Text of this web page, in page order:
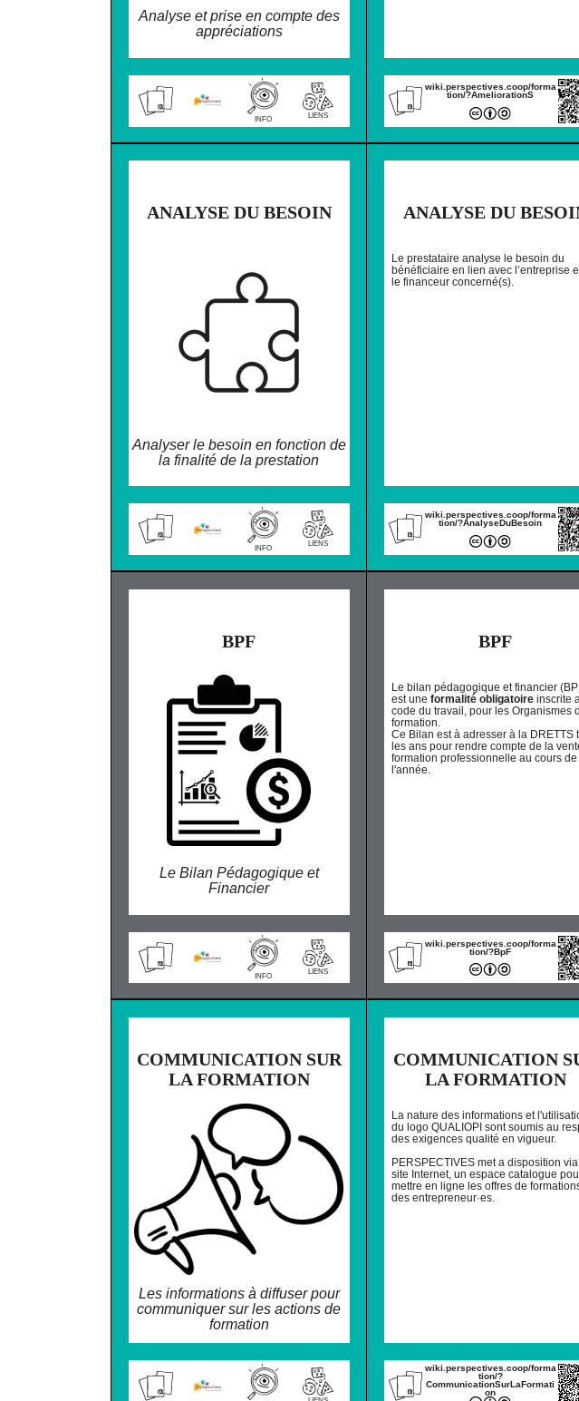
Analyse et prise en compte des
appréciations
INFO
LIENS
wiki.perspectives.coop/forma
tion/?AmeliorationS
❌ NE PAS IMPRIMER
ANALYSE DU BESOIN
Analyser le besoin en fonction de
la finalité de la prestation
INFO
LIENS
ANALYSE DU
Le prestataire analyse le besoin du
bénéficiaire en lien avec l’entreprise
le financeur concerné(s).
wiki.perspectives.coop/forma
tion/?AnalyseDuBesoin
❌ NE PAS IMPRIMER
BPF
Le Bilan Pédagogique et
Financier
INFO
LIENS
BPF
Le bilan pédagogique et financier
est une formalité obligatoireinscrite
code du travail, pour les Organismes
formation.
Ce Bilan est à adresser à la DRETTS
les ans pour rendre compte de la
formation professionnelle au cours de
l'année.
wiki.perspectives.coop/forma
tion/?BpF
❌ NE PAS IMPRIMER
COMMUNICATION SUR
LA FORMATION
Les informations à diffuser pour
communiquer sur les actions de
formation
COMMUNICATION
LA FORMATION
La nature des informations et
du logo QUALIOPI sont soumis au
des exigences qualité en vigueur.
PERSPECTIVES met a disposition
site Internet, un espace catalogue
mettre en ligne les offres de
des entrepreneur·es.
wiki.perspectives.coop/forma
tion/?
CommunicationSurLaFormati
on